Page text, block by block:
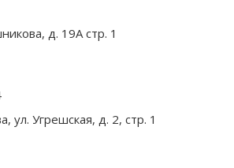
д. 19А стр. 1
ул. Угрешская, д. 2, стр. 1